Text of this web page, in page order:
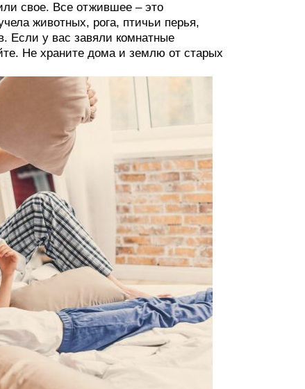
свое. Все отжившее – это
животных, рога, птичьи перья,
Если у вас завяли комнатные
Не храните дома и землю от старых